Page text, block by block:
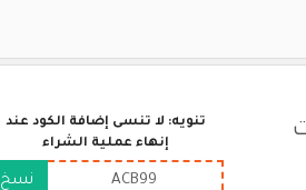
تنويه: لا تنسى إضافة الكود عند
إنهاء عملية الشراء
ACB99 نسخ